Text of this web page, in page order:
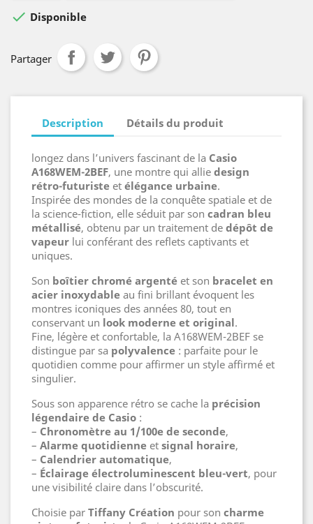
 Disponible
Partager
Description Détails du produit
longez dans l’univers fascinant de la Casio
A168WEM-2BEF, une montre qui allie design
rétro-futuriste et élégance urbaine.
Inspirée des mondes de la conquête spatiale et de
la science-fiction, elle séduit par son cadran bleu
métallisé, obtenu par un traitement de dépôt de
vapeur lui conférant des reflets captivants et
uniques.
Son boîtier chromé argenté et son bracelet en
acier inoxydable au fini brillant évoquent les
montres iconiques des années 80, tout en
conservant un look moderne et original.
Fine, légère et confortable, la A168WEM-2BEF se
distingue par sa polyvalence : parfaite pour le
quotidien comme pour affirmer un style affirmé et
singulier.
Sous son apparence rétro se cache la précision
légendaire de Casio :
– Chronomètre au 1/100e de seconde,
– Alarme quotidienne et signal horaire,
– Calendrier automatique,
– Éclairage électroluminescent bleu-vert, pour
une visibilité claire dans l’obscurité.
Choisie par Tiffany Création pour son charme